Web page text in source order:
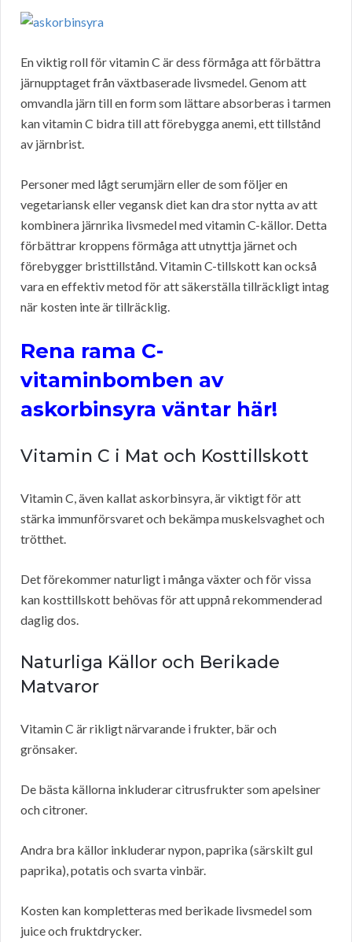
En viktig roll för vitamin C är dess förmåga att förbättra
järnupptaget från växtbaserade livsmedel. Genom att
omvandla järn till en form som lättare absorberas i tarmen
kan vitamin C bidra till att förebygga anemi, ett tillstånd
av järnbrist.
Personer med lågt serumjärn eller de som följer en
vegetariansk eller vegansk diet kan dra stor nytta av att
kombinera järnrika livsmedel med vitamin C-källor. Detta
förbättrar kroppens förmåga att utnyttja järnet och
förebygger bristtillstånd. Vitamin C-tillskott kan också
vara en effektiv metod för att säkerställa tillräckligt intag
när kosten inte är tillräcklig.
Rena rama C-
vitaminbomben av
askorbinsyra väntar här!
Vitamin C i Mat och Kosttillskott
Vitamin C, även kallat askorbinsyra, är viktigt för att
stärka immunförsvaret och bekämpa muskelsvaghet och
trötthet.
Det förekommer naturligt i många växter och för vissa
kan kosttillskott behövas för att uppnå rekommenderad
daglig dos.
Naturliga Källor och Berikade
Matvaror
Vitamin C är rikligt närvarande i frukter, bär och
grönsaker.
De bästa källorna inkluderar citrusfrukter som apelsiner
och citroner.
Andra bra källor inkluderar nypon, paprika (särskilt gul
paprika), potatis och svarta vinbär.
Kosten kan kompletteras med berikade livsmedel som
juice och fruktdrycker.